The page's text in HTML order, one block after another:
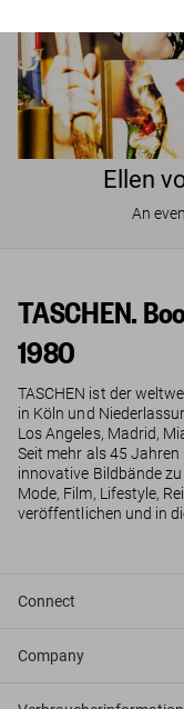
Ellen
An
TASCHEN.
1980
TASCHEN ist der
in Köln und
Los Angeles, Madrid,
Seit mehr als 45
innovative Bildbände
Mode, Film, Lifestyle,
veröffentlichen und in
Connect
Company